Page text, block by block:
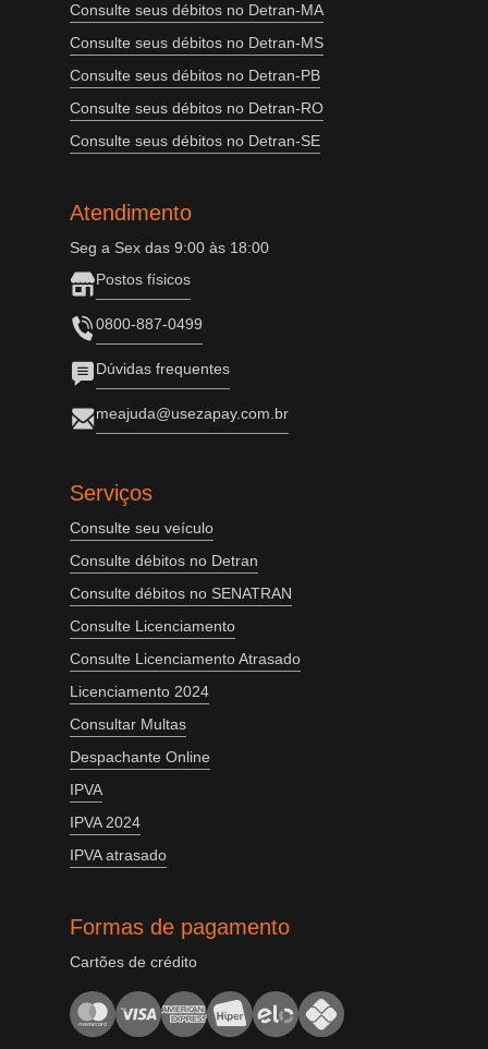
Consulte seus débitos no Detran-MA
Consulte seus débitos no Detran-MS
Consulte seus débitos no Detran-PB
Consulte seus débitos no Detran-RO
Consulte seus débitos no Detran-SE
Atendimento
Seg a Sex das 9:00 às 18:00
Postos físicos
0800-887-0499
Dúvidas frequentes
meajuda@usezapay.com.br
Serviços
Consulte seu veículo
Consulte débitos no Detran
Consulte débitos no SENATRAN
Consulte Licenciamento
Consulte Licenciamento Atrasado
Licenciamento 2024
Consultar Multas
Despachante Online
IPVA
IPVA 2024
IPVA atrasado
Formas de pagamento
Cartões de crédito